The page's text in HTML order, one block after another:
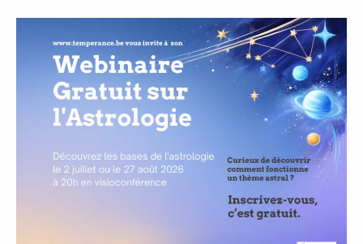
étudier
ses
arcanes
majeurs